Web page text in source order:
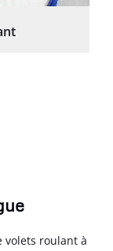
volets roulant à